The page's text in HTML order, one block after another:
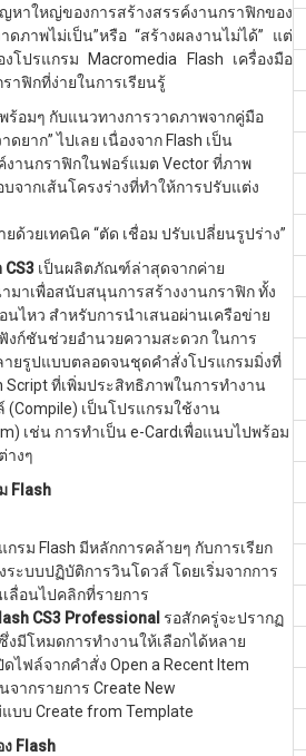
าใหญ่ของการสร้างสรรค์งานกราฟิกของ
ภาพไม่เป็น”หรือ “สร้างผลงานไม่ได้” แต่
โปรแกรม Macromedia Flash เครื่องมือ
าฟิกที่ง่ายในการเรียนรู้
ร้อมๆ กับแนวทางการวาดภาพจากคู่มือ
ยาก” ไปเลย เนื่องจาก Flash เป็น
านกราฟิกในฟอร์แมต Vector ที่ภาพ
จากเส้นโครงร่างที่ทำให้การปรับแต่ง
ด้วยเทคนิค “ตัด เชื่อม ปรับเปลี่ยนรูปร่าง”
CS3 เป็นผลิตภัณฑ์ล่าสุดจากค่าย
มาเพื่อสนับสนุนการสร้างงานกราฟิก ทั้ง
นไหว สำหรับการนำเสนอผ่านเครือข่าย
งก์ชันช่วยอำนวยความสะดวก ในการ
ายรูปแบบตลอดจนชุดคำสั่งโปรแกรมมิ่งที่
Script ที่เพิ่มประสิทธิภาพในการทำงาน
(Compile) เป็นโปรแกรมใช้งาน
เช่น การทำเป็น e-Cardเพื่อแนบไปพร้อม
างๆ
Flash
กรม Flash มีหลักการคล้ายๆ กับการเรียก
ระบบปฏิบัติการวินโดวส์ โดยเริ่มจากการ
ลื่อนไปคลิกที่รายการ
CS3 Professional รอสักครู่จะปรากฏ
งมีโหมดการทำงานให้เลือกได้หลาย
ไฟล์จากคำสั่ง Open a Recent Item
จากรายการ Create New
บบ Create from Template
Flash